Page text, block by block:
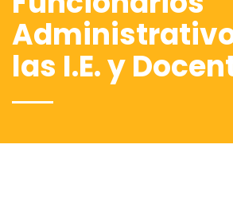
las I.E. y